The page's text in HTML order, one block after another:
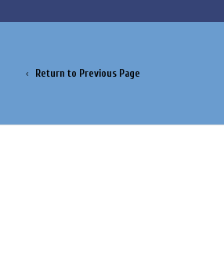
Return to Previous Page